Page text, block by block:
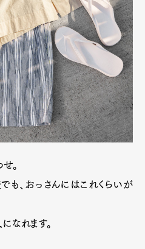
。
も、おっさんにはこれくらいが
なれます。